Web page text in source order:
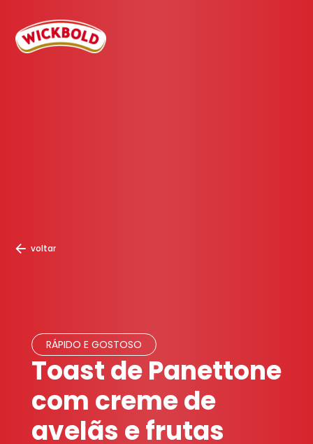
voltar
RÁPIDO E GOSTOSO
Toast de Panettone
com creme de
avelãs e frutas